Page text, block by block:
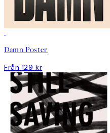
Damn Poster
Från 129 kr